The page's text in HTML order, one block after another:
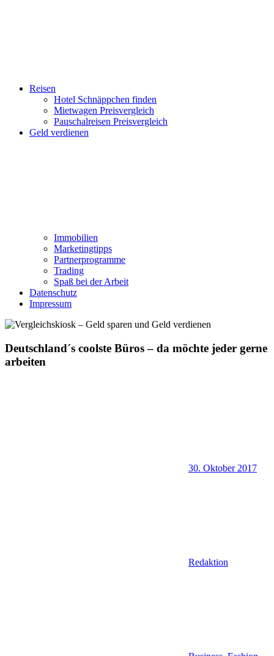
Reisen
Hotel Schnäppchen finden
Mietwagen Preisvergleich
Pauschalreisen Preisvergleich
Geld verdienen
Immobilien
Marketingtipps
Partnerprogramme
Trading
Spaß bei der Arbeit
Datenschutz
Impressum
Deutschland´s coolste Büros – da möchte jeder gerne
arbeiten
30. Oktober 2017
Redaktion